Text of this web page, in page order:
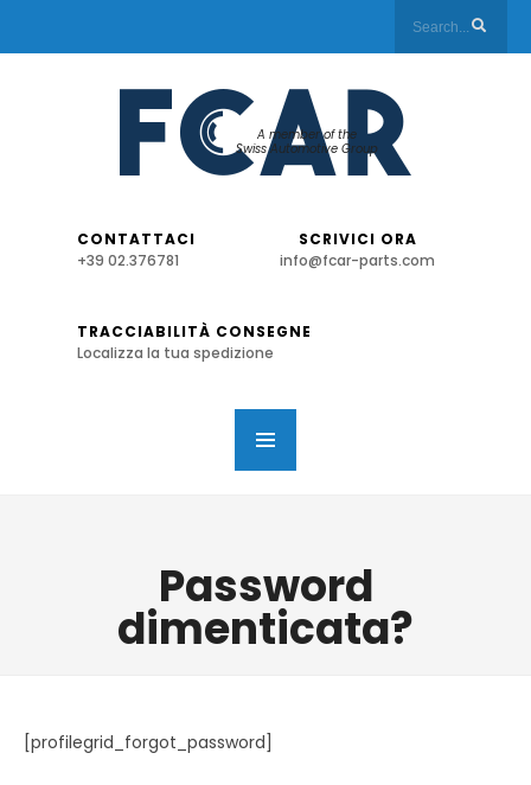
A member of the
Swiss Automotive Group
CONTATTACI
+39 02.376781
SCRIVICI ORA
info@fcar-parts.com
TRACCIABILITÀ CONSEGNE
Localizza la tua spedizione
Password
dimenticata?
[profilegrid_forgot_password]